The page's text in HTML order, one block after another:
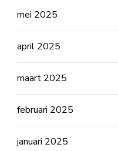
mei 2025
april 2025
maart 2025
februari 2025
januari 2025